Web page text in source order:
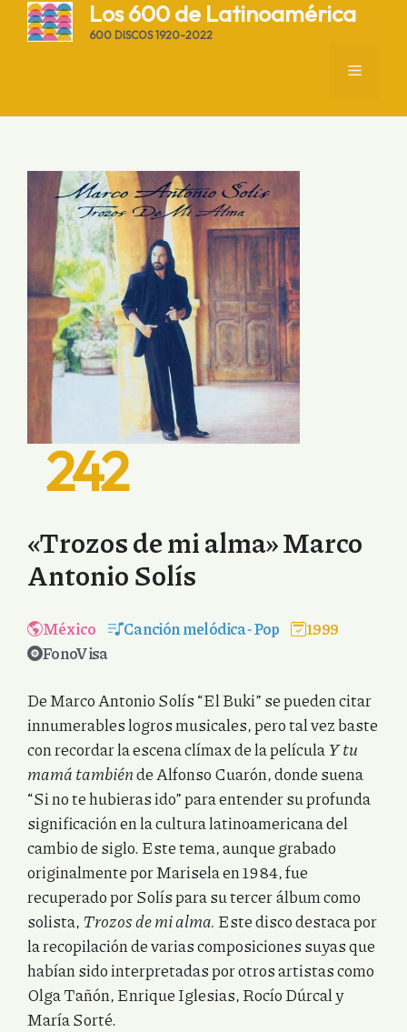
Saltar
Los 600 de Latinoamérica
600 DISCOS 1920-2022
MENÚ
242
«Trozos de mi alma» Marco
Antonio Solís
México Canción melódica-Pop
1999
FonoVisa
De Marco Antonio Solís “El Buki” se pueden citar
innumerables logros musicales, pero tal vez baste
con recordar la escena clímax de la películaY tu
mamá tambiénde Alfonso Cuarón, donde suena
“Si no te hubieras ido” para entender su profunda
significación en la cultura latinoamericana del
cambio de siglo. Este tema, aunque grabado
originalmente por Marisela en 1984, fue
recuperado por Solís para su tercer álbum como
solista,Trozos de mi alma.Este disco destaca por
la recopilación de varias composiciones suyas que
habían sido interpretadas por otros artistas como
Olga Tañón, Enrique Iglesias, Rocío Dúrcal y
María Sorté.